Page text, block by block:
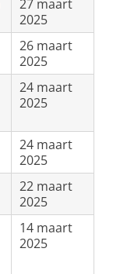
27 maart
2025
26 maart
2025
24 maart
2025
24 maart
2025
22 maart
2025
14 maart
2025